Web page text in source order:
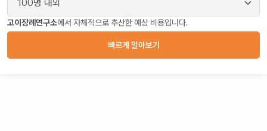
고이장례연구소에서 자체적으로 추산한 예상 비용입니다.
빠르게 알아보기